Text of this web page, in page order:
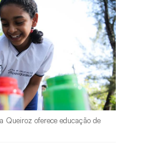
Queiroz oferece educação de